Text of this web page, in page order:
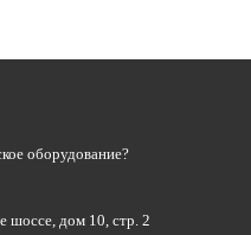
оборудование?
шоссе, дом 10, стр. 2